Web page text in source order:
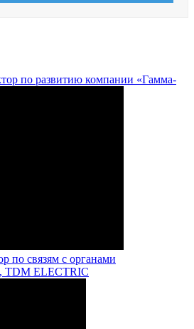
по развитию компании «Гамма-
по связям с органами
TDM ELECTRIC